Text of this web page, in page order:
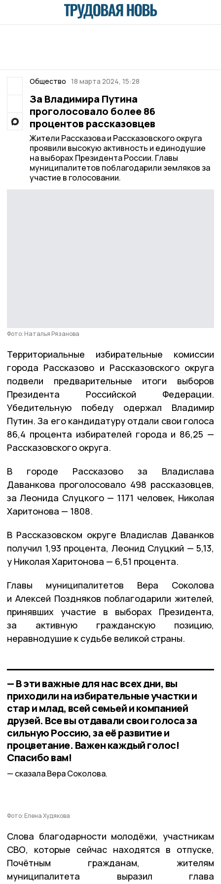
Общество 18 марта 2024, 15:28
За Владимира Путина
проголосовало более 86
процентов рассказовцев
Жители Рассказова и Рассказовского округа
проявили высокую активность и единодушие
на выборах Президента России. Главы
муниципалитетов поблагодарили земляков за
участие в голосовании.
Фото: Наталья Рязанова
Территориальные избирательные комиссии
города Рассказово и Рассказовского округа
подвели предварительные итоги выборов
Президента Российской Федерации.
Убедительную победу одержал Владимир
Путин. За его кандидатуру отдали свои голоса
86,4 процента избирателей города и 86,25 —
Рассказовского округа.
В городе Рассказово за Владислава
Даванкова проголосовало 498 рассказовцев,
за Леонида Слуцкого — 1171 человек, Николая
Харитонова — 1808.
В Рассказовском округе Владислав Даванков
получил 1,93 процента, Леонид Слуцкий — 5,13,
у Николая Харитонова — 6,51 процента.
Главы муниципалитетов Вера Соколова
и Алексей Поздняков поблагодарили жителей,
принявших участие в выборах Президента,
за активную гражданскую позицию,
неравнодушие к судьбе великой страны.
— В эти важные для нас всех дни, вы
приходили на избирательные участки и
стар и млад, всей семьей и компанией
друзей. Все вы отдавали свои голоса за
сильную Россию, за её развитие и
процветание. Важен каждый голос!
Спасибо вам!
сказала Вера Соколова.
Фото: Елена Худякова
Слова благодарности молодёжи, участникам
СВО, которые сейчас находятся в отпуске,
Почётным гражданам, жителям
муниципалитета выразил глава